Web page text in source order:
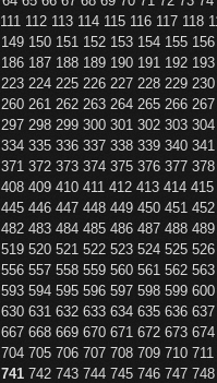
111 112 113 114 115 116 117 118
149 150 151 152 153 154 155 156
186 187 188 189 190 191 192 193
223 224 225 226 227 228 229 230
260 261 262 263 264 265 266 267
297 298 299 300 301 302 303 304
334 335 336 337 338 339 340 341
371 372 373 374 375 376 377 378
408 409 410 411 412 413 414 415
445 446 447 448 449 450 451 452
482 483 484 485 486 487 488 489
519 520 521 522 523 524 525 526
556 557 558 559 560 561 562 563
593 594 595 596 597 598 599 600
630 631 632 633 634 635 636 637
667 668 669 670 671 672 673 674
704 705 706 707 708 709 710 711
741 742 743 744 745 746 747 748